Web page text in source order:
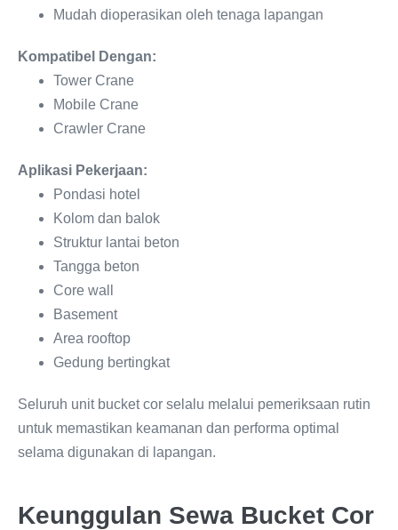
Mudah dioperasikan oleh tenaga lapangan
Kompatibel Dengan:
Tower Crane
Mobile Crane
Crawler Crane
Aplikasi Pekerjaan:
Pondasi hotel
Kolom dan balok
Struktur lantai beton
Tangga beton
Core wall
Basement
Area rooftop
Gedung bertingkat
Seluruh unit bucket cor selalu melalui pemeriksaan rutin
untuk memastikan keamanan dan performa optimal
selama digunakan di lapangan.
Keunggulan Sewa Bucket Cor